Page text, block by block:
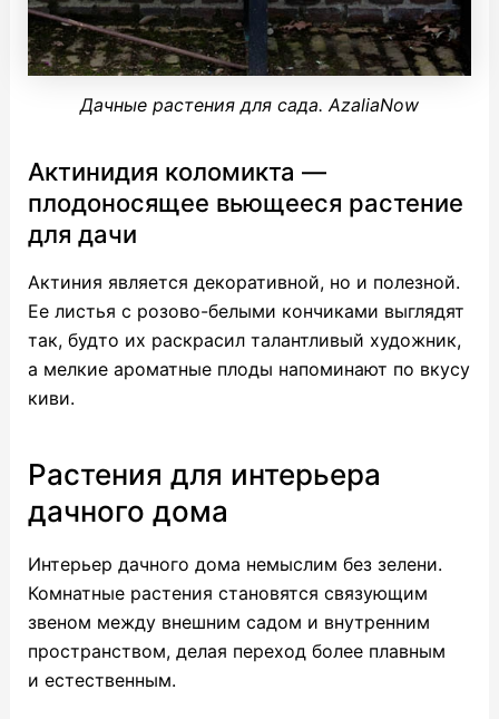
Дачные растения для сада. AzaliaNow
Актинидия коломикта —
плодоносящее вьющееся растение
для дачи
Актиния является декоративной, но и полезной.
Ее листья с розово-белыми кончиками выглядят
так, будто их раскрасил талантливый художник,
а мелкие ароматные плоды напоминают по вкусу
киви.
Растения для интерьера
дачного дома
Интерьер дачного дома немыслим без зелени.
Комнатные растения становятся связующим
звеном между внешним садом и внутренним
пространством, делая переход более плавным
и естественным.